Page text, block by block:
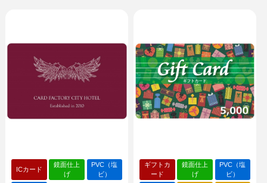
ICカード
鏡面仕上
げ
PVC（塩
ビ）
ギフトカ
ード
鏡面仕上
げ
PVC（塩
ビ）